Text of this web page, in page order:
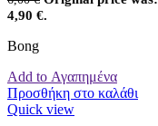
4,90 €.
Bong
Add to Αγαπημένα
Προσθήκη στο καλάθι
Quick view